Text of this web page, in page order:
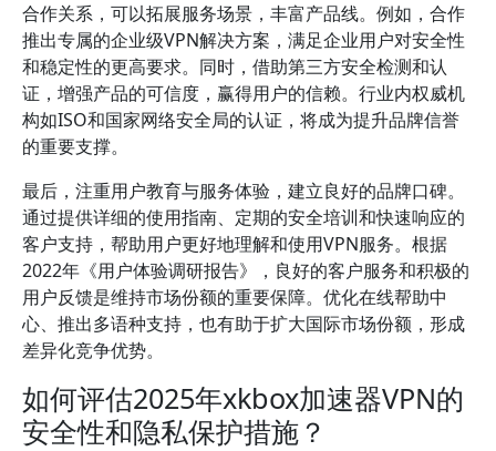
合作关系，可以拓展服务场景，丰富产品线。例如，合作
推出专属的企业级VPN解决方案，满足企业用户对安全性
和稳定性的更高要求。同时，借助第三方安全检测和认
证，增强产品的可信度，赢得用户的信赖。行业内权威机
构如ISO和国家网络安全局的认证，将成为提升品牌信誉
的重要支撑。
最后，注重用户教育与服务体验，建立良好的品牌口碑。
通过提供详细的使用指南、定期的安全培训和快速响应的
客户支持，帮助用户更好地理解和使用VPN服务。根据
2022年《用户体验调研报告》，良好的客户服务和积极的
用户反馈是维持市场份额的重要保障。优化在线帮助中
心、推出多语种支持，也有助于扩大国际市场份额，形成
差异化竞争优势。
如何评估2025年xkbox加速器VPN的
安全性和隐私保护措施？